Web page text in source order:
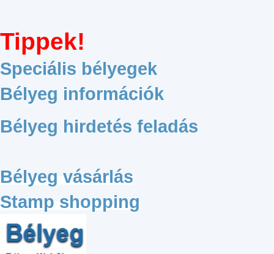
Tippek!
Speciális bélyegek
Bélyeg információk
Bélyeg hirdetés feladás
Bélyeg vásárlás
Stamp shopping